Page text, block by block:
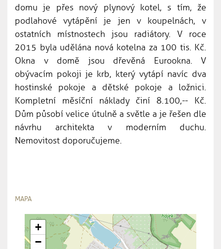
domu je přes nový plynový kotel, s tím, že
podlahové vytápění je jen v koupelnách, v
ostatních místnostech jsou radiátory. V roce
2015 byla udělána nová kotelna za 100 tis. Kč.
Okna v domě jsou dřevěná Eurookna. V
obývacím pokoji je krb, který vytápí navíc dva
hostinské pokoje a dětské pokoje a ložnici.
Kompletní měsíční náklady činí 8.100,-- Kč.
Dům působí velice útulně a světle a je řešen dle
návrhu architekta v moderním duchu.
Nemovitost doporučujeme.
MAPA
+
−